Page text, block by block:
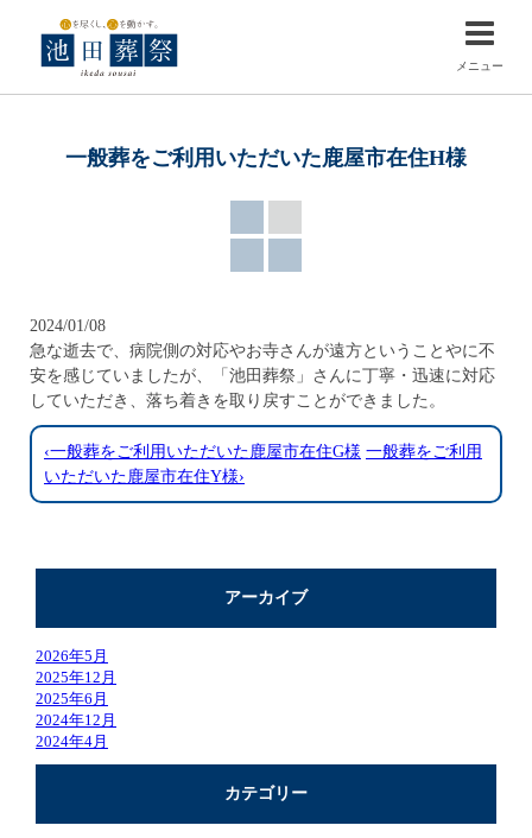
メニュー
一般葬をご利用いただいた鹿屋市在住H様
2024/01/08
急な逝去で、病院側の対応やお寺さんが遠方ということやに不
安を感じていましたが、「池田葬祭」さんに丁寧・迅速に対応
していただき、落ち着きを取り戻すことができました。
‹一般葬をご利用いただいた鹿屋市在住G様 一般葬をご利用
いただいた鹿屋市在住Y様›
アーカイブ
2026年5月
2025年12月
2025年6月
2024年12月
2024年4月
カテゴリー